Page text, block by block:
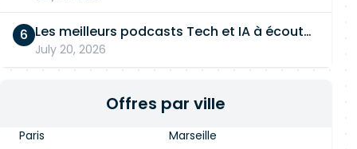
Les meilleurs podcasts Tech et IA à écouter en 2026
July 20, 2026
Offres par ville
Paris
Marseille